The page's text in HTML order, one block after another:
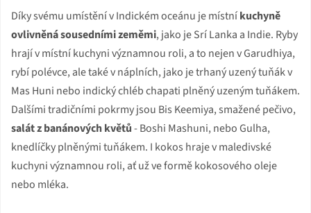
Díky svému umístění v Indickém oceánu je místníkuchyně
ovlivněná sousedními zeměmi, jako je Srí Lanka a Indie. Ryby
hrají v místní kuchyni významnou roli, a to nejen v Garudhiya,
rybí polévce, ale také v náplních, jako je trhaný uzený tuňák v
Mas Huni nebo indický chléb chapati plněný uzeným tuňákem.
Dalšími tradičními pokrmy jsou Bis Keemiya, smažené pečivo,
salát z banánových květů- Boshi Mashuni, nebo Gulha,
knedlíčky plněnými tuňákem. I kokos hraje v maledivské
kuchyni významnou roli, ať už ve formě kokosového oleje
nebo mléka.